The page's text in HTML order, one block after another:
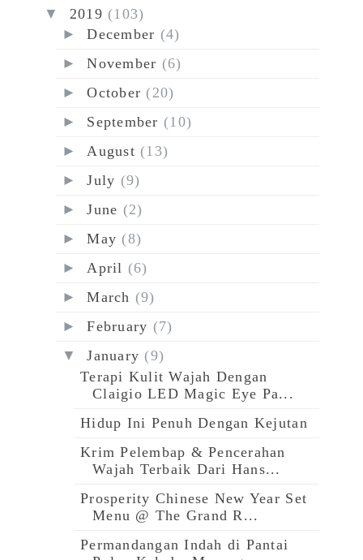
▼ 2019 (103)
►December (4)
►November (6)
►October (20)
► September (10)
►August (13)
►July (9)
►June (2)
►May (8)
►April (6)
►March (9)
►February (7)
▼January (9)
Terapi Kulit Wajah Dengan
Claigio LED Magic Eye Pa...
Hidup Ini Penuh Dengan Kejutan
Krim Pelembap & Pencerahan
Wajah Terbaik Dari Hans...
Prosperity Chinese New Year Set
Menu @ The Grand R...
Permandangan Indah di Pantai